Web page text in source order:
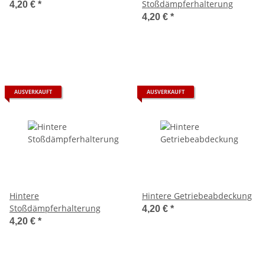
4,20 € *
Stoßdämpferhalterung
4,20 € *
AUSVERKAUFT
Hintere
Stoßdämpferhalterung
4,20 € *
AUSVERKAUFT
Hintere Getriebeabdeckung
4,20 € *